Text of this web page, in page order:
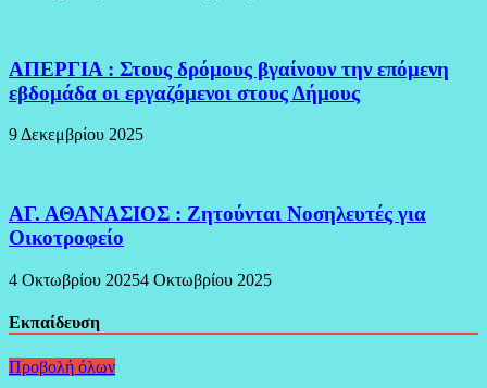
ΑΠΕΡΓΙΑ : Στους δρόμους βγαίνουν την επόμενη
εβδομάδα οι εργαζόμενοι στους Δήμους
9 Δεκεμβρίου 2025
ΑΓ. ΑΘΑΝΑΣΙΟΣ : Ζητούνται Νοσηλευτές για
Οικοτροφείο
4 Οκτωβρίου 20254 Οκτωβρίου 2025
Εκπαίδευση
Προβολή όλων